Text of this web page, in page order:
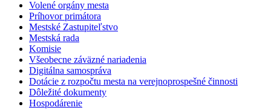
Volené orgány mesta
Príhovor primátora
Mestské Zastupiteľstvo
Mestská rada
Komisie
Všeobecne záväzné nariadenia
Digitálna samospráva
Dotácie z rozpočtu mesta na verejnoprospešné činnosti
Dôležité dokumenty
Hospodárenie